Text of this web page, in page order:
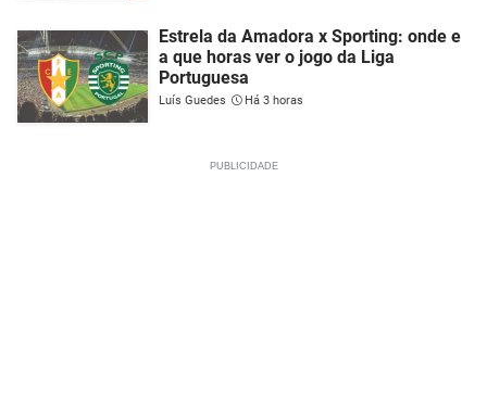
Estrela da Amadora x Sporting: onde e
a que horas ver o jogo da Liga
Portuguesa
Luís Guedes Há 3 horas